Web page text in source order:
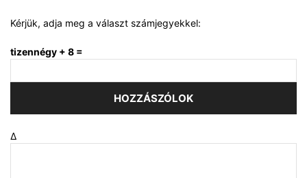
Kérjük, adja meg a választ számjegyekkel:
tizennégy + 8 =
Δ